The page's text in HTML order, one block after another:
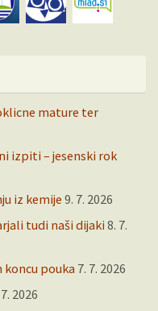
mature ter
izpiti – jesenski rok
iz kemije 9. 7. 2026
tudi naši dijaki 8. 7.
pouka 7. 7. 2026
2026